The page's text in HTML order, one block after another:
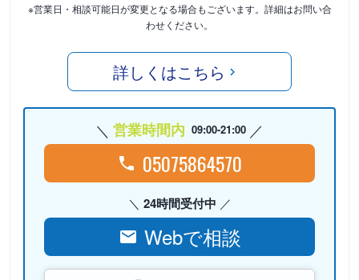
※営業日・相談可能日が変更となる場合もございます。詳細はお問い合
わせください。
詳しくはこちら
営業時間内 09:00-21:00
05075864570
24時間受付中
Webで相談